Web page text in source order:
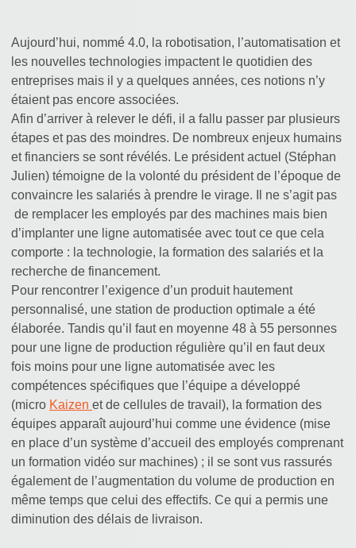
Aujourd’hui, nommé 4.0, la robotisation, l’automatisation et
les nouvelles technologies impactent le quotidien des
entreprises mais il y a quelques années, ces notions n’y
étaient pas encore associées.
Afin d’arriver à relever le défi, il a fallu passer par plusieurs
étapes et pas des moindres. De nombreux enjeux humains
et financiers se sont révélés. Le président actuel (Stéphan
Julien) témoigne de la volonté du président de l’époque de
convaincre les salariés à prendre le virage. Il ne s’agit pas
de remplacer les employés par des machines mais bien
d’implanter une ligne automatisée avec tout ce que cela
comporte : la technologie, la formation des salariés et la
recherche de financement.
Pour rencontrer l’exigence d’un produit hautement
personnalisé, une station de production optimale a été
élaborée. Tandis qu’il faut en moyenne 48 à 55 personnes
pour une ligne de production régulière qu’il en faut deux
fois moins pour une ligne automatisée avec les
compétences spécifiques que l’équipe a développé
(micro Kaizen et de cellules de travail), la formation des
équipes apparaît aujourd’hui comme une évidence (mise
en place d’un système d’accueil des employés comprenant
un formation vidéo sur machines) ; il se sont vus rassurés
également de l’augmentation du volume de production en
même temps que celui des effectifs. Ce qui a permis une
diminution des délais de livraison.